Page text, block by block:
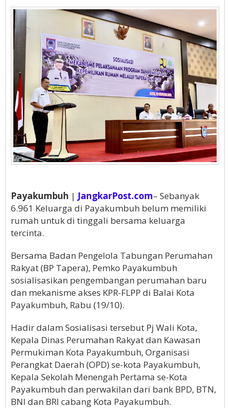
Payakumbuh | JangkarPost.com– Sebanyak
6.961 Keluarga di Payakumbuh belum memiliki
rumah untuk di tinggali bersama keluarga
tercinta.
Bersama Badan Pengelola Tabungan Perumahan
Rakyat (BP Tapera), Pemko Payakumbuh
sosialisasikan pengembangan perumahan baru
dan mekanisme akses KPR-FLPP di Balai Kota
Payakumbuh, Rabu (19/10).
Hadir dalam Sosialisasi tersebut Pj Wali Kota,
Kepala Dinas Perumahan Rakyat dan Kawasan
Permukiman Kota Payakumbuh, Organisasi
Perangkat Daerah (OPD) se-kota Payakumbuh,
Kepala Sekolah Menengah Pertama se-Kota
Payakumbuh dan perwakilan dari bank BPD, BTN,
BNI dan BRI cabang Kota Payakumbuh.